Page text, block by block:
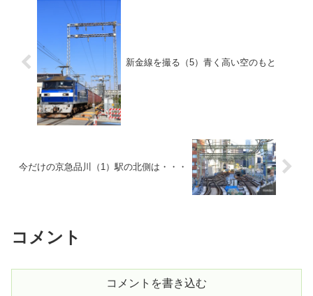
新金線を撮る（5）青く高い空のもと
今だけの京急品川（1）駅の北側は・・・
コメント
コメントを書き込む